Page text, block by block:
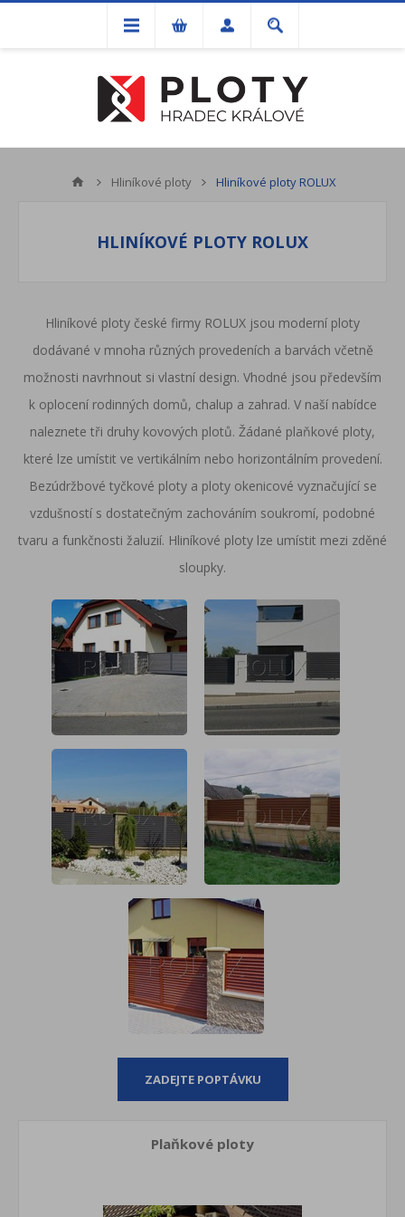
Hliníkové ploty Hliníkové ploty ROLUX
HLINÍKOVÉ PLOTY ROLUX
Hliníkové ploty české firmy ROLUX jsou moderní ploty
dodávané v mnoha různých provedeních a barvách včetně
možnosti navrhnout si vlastní design. Vhodné jsou především
k oplocení rodinných domů, chalup a zahrad. V naší nabídce
naleznete tři druhy kovových plotů. Žádané plaňkové ploty,
které lze umístit ve vertikálním nebo horizontálním provedení.
Bezúdržbové tyčkové ploty a ploty okenicové vyznačující se
vzdušností s dostatečným zachováním soukromí, podobné
tvaru a funkčnosti žaluzií. Hliníkové ploty lze umístit mezi zděné
sloupky.
ZADEJTE POPTÁVKU
Plaňkové ploty